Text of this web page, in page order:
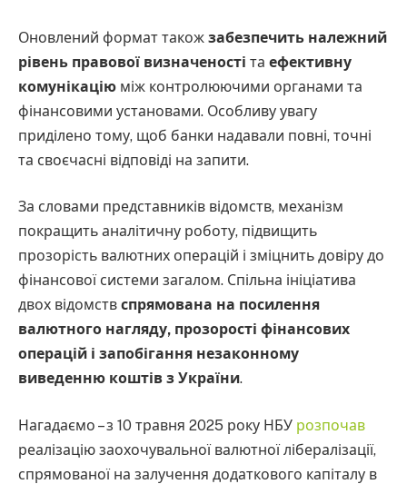
Оновлений формат також забезпечить належний
рівень правової визначеності та ефективну
комунікацію між контролюючими органами та
фінансовими установами. Особливу увагу
приділено тому, щоб банки надавали повні, точні
та своєчасні відповіді на запити.
За словами представників відомств, механізм
покращить аналітичну роботу, підвищить
прозорість валютних операцій і зміцнить довіру до
фінансової системи загалом. Спільна ініціатива
двох відомств спрямована на посилення
валютного нагляду, прозорості фінансових
операцій і запобігання незаконному
виведенню коштів з України.
Нагадаємо – з 10 травня 2025 року НБУ розпочав
реалізацію заохочувальної валютної лібералізації,
спрямованої на залучення додаткового капіталу в